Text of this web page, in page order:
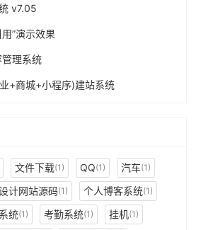
v7.05
”演示效果
理系统
+商城+小程序)建站系统
文件下载(1) QQ(1) 汽车(1)
计网站源码(1) 个人博客系统(1)
统(1) 考勤系统(1) 挂机(1)